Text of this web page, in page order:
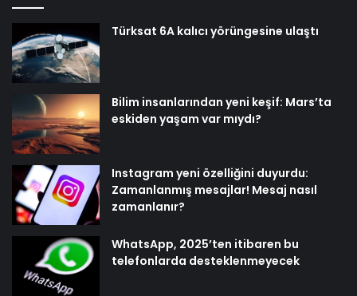
Türksat 6A kalıcı yörüngesine ulaştı
Bilim insanlarından yeni keşif: Mars’ta
eskiden yaşam var mıydı?
Instagram yeni özelliğini duyurdu:
Zamanlanmış mesajlar! Mesaj nasıl
zamanlanır?
WhatsApp, 2025’ten itibaren bu
telefonlarda desteklenmeyecek